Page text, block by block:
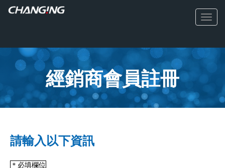
經銷商會員註冊
請輸入以下資訊
＊必填欄位